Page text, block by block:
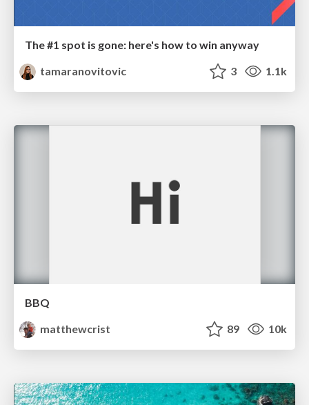
The #1 spot is gone: here's how to win anyway
tamaranovitovic
3 1.1k
BBQ
matthewcrist
89 10k